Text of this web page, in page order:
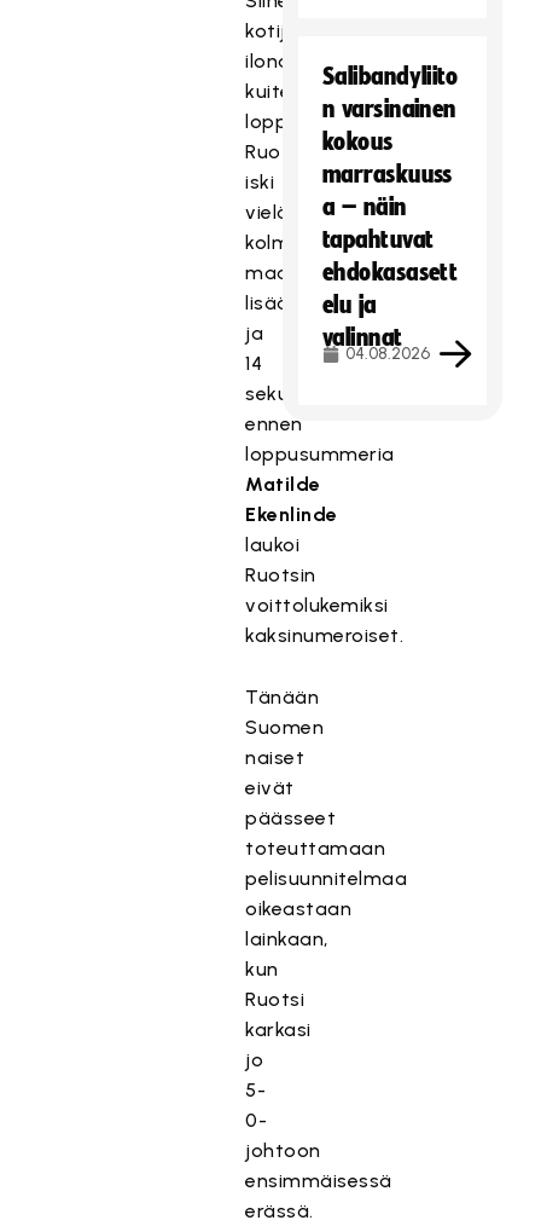
kotijoukkueen
ilonaiheet
kuitenkin
loppuivat.
Ruotsi
iski
vielä
kolme
maalia
lisää,
ja
14
sekuntia
ennen
loppusummeria
Matilde
Ekenlinde
laukoi
Ruotsin
voittolukemiksi
kaksinumeroiset.
Tänään
Suomen
naiset
eivät
päässeet
toteuttamaan
pelisuunnitelmaa
oikeastaan
lainkaan,
kun
Ruotsi
karkasi
jo
5-
0-
johtoon
ensimmäisessä
erässä.
Salibandyliito
n varsinainen
kokous
marraskuuss
a – näin
tapahtuvat
ehdokasasett
elu ja
valinnat
04.08.2026